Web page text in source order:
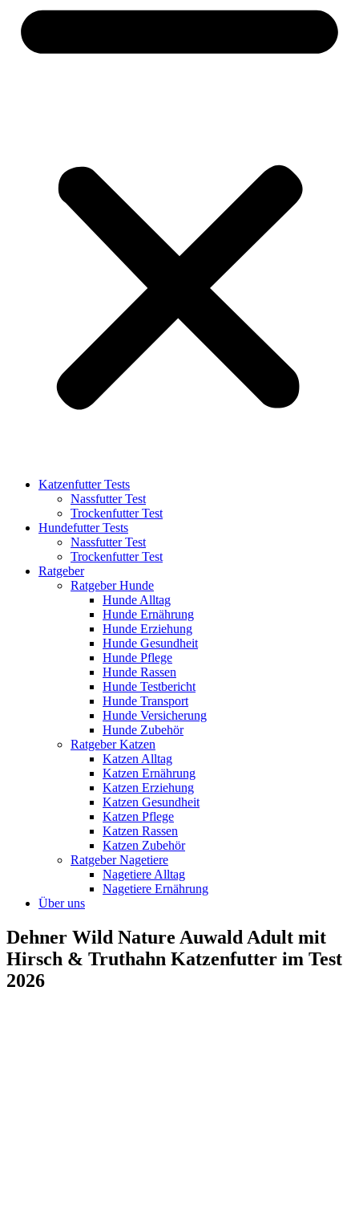
Katzenfutter Tests
Nassfutter Test
Trockenfutter Test
Hundefutter Tests
Nassfutter Test
Trockenfutter Test
Ratgeber
Ratgeber Hunde
Hunde Alltag
Hunde Ernährung
Hunde Erziehung
Hunde Gesundheit
Hunde Pflege
Hunde Rassen
Hunde Testbericht
Hunde Transport
Hunde Versicherung
Hunde Zubehör
Ratgeber Katzen
Katzen Alltag
Katzen Ernährung
Katzen Erziehung
Katzen Gesundheit
Katzen Pflege
Katzen Rassen
Katzen Zubehör
Ratgeber Nagetiere
Nagetiere Alltag
Nagetiere Ernährung
Über uns
Dehner Wild Nature Auwald Adult mit
Hirsch & Truthahn Katzenfutter im Test
2026